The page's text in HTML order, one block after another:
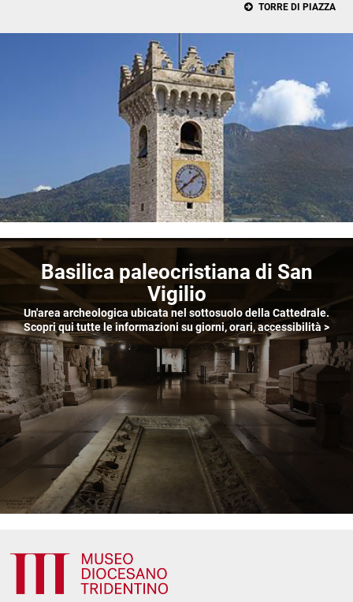
TORRE DI PIAZZA
Basilica paleocristiana di San
Vigilio
Un'area archeologica ubicata nel sottosuolo della Cattedrale.
Scopri qui tutte le informazioni su giorni, orari, accessibilità >